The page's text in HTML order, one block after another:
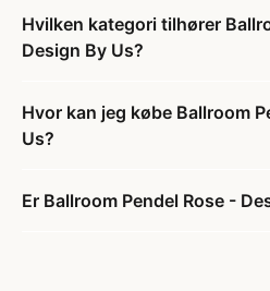
Hvilken kategori tilhører
Design By Us?
Hvor kan jeg købe Ballroom
Us?
Er Ballroom Pendel Rose -